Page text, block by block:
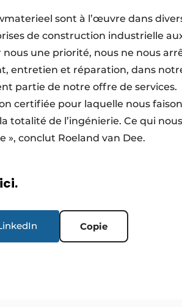
sont à l’œuvre dans
de construction industrielle
une priorité, nous ne nous
entretien et réparation, dans
partie de notre offre de services.
certifiée pour laquelle nous
totalité de l’ingénierie. Ce qui
», conclut Roeland van Dee.
Copie